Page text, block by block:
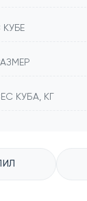
КУБЕ
КУБА, КГ